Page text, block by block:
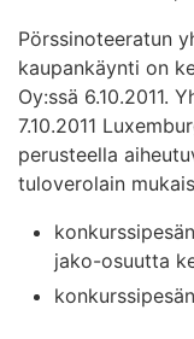
Pörssinoteeratun
kaupankäynti on
Oy:ssä 6.10.2011.
7.10.2011
perusteella
tuloverolain
jako-osuutta